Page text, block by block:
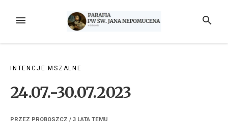
MENU SZUKAJ
INTENCJE MSZALNE
24.07.-30.07.2023
PRZEZ PROBOSZCZ / 3 LATA TEMU